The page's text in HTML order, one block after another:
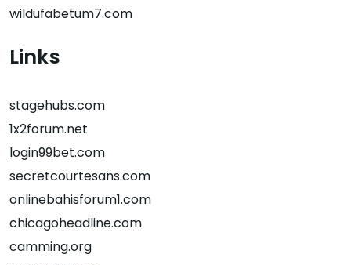
wildufabetum7.com
Links
stagehubs.com
1x2forum.net
login99bet.com
secretcourtesans.com
onlinebahisforum1.com
chicagoheadline.com
camming.org